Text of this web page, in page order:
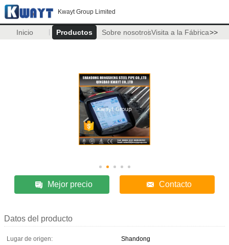
Kwayt Group Limited
Inicio Productos Sobre nosotrosVisita a la Fábrica>>
Mejor precio Contacto
Datos del producto
Lugar de origen:
Shandong